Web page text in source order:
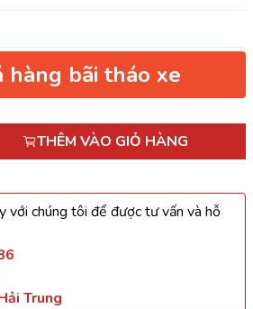
hàng bãi tháo xe
THÊM VÀO GIỎ HÀNG
với chúng tôi để được tư vấn và hỗ
Trung